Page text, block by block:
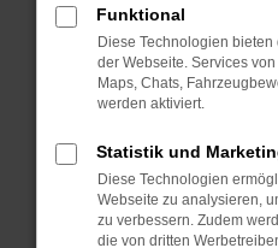
Starte dein Gerät
Das kann manchmal
Probleme zu beheben.
Betriebssystem auf
sind.
Veraltete Software
Sicherheitsrisiko,
Funktional
Diese Technologien
der Webseite. Services
Maps, Chats,
werden aktiviert.
Statistik und
Diese Technologien
Webseite zu analysieren,
zu verbessern. Zudem
die von dritten